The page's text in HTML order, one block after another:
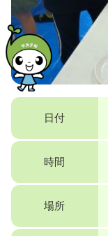
日付
時間
場所